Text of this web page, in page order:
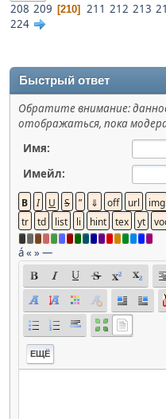
208 209 210 211 212 213
224
Быстрый ответ
Обратите внимание:
отображаться, пока
Имя:
Имейл:
á« »—
ЕЩЁ